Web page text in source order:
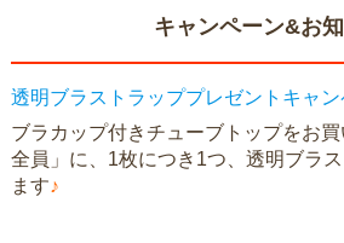
キャンペーン&お
透明ブラストラッププレゼントキャン
ブラカップ付きチューブトップをお
全員」に、1枚につき1つ、透明ブラ
ます♪